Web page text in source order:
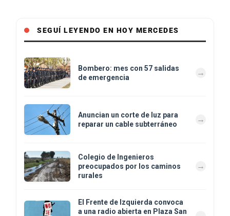
SEGUÍ LEYENDO EN HOY MERCEDES
Bombero: mes con 57 salidas
de emergencia
Anuncian un corte de luz para
reparar un cable subterráneo
Colegio de Ingenieros
preocupados por los caminos
rurales
El Frente de Izquierda convoca
a una radio abierta en Plaza San